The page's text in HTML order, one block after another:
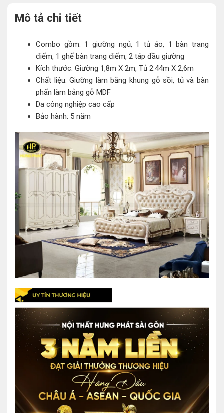
Mô tả chi tiết
Combo gồm: 1 giường ngủ, 1 tủ áo, 1 bàn trang
điểm, 1 ghế bàn trang điểm, 2 táp đầu giường
Kích thước: Giường 1,8m X 2m, Tủ 2.44m X 2,6m
Chất liệu: Giường làm bằng khung gỗ sồi, tủ và bàn
phấn làm bằng gỗ MDF
Da công nghiệp cao cấp
Bảo hành: 5 năm